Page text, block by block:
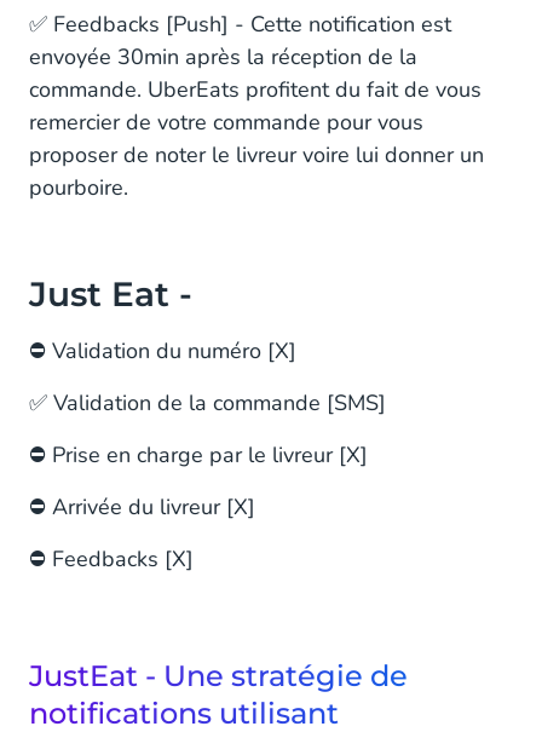
✅ Feedbacks [Push] - Cette notification est
envoyée 30min après la réception de la
commande. UberEats profitent du fait de vous
remercier de votre commande pour vous
proposer de noter le livreur voire lui donner un
pourboire.
Just Eat -
⛔️ Validation du numéro [X]
✅ Validation de la commande [SMS]
⛔️ Prise en charge par le livreur [X]
⛔️ Arrivée du livreur [X]
⛔️ Feedbacks [X]
JustEat - Une stratégie de
notifications utilisant